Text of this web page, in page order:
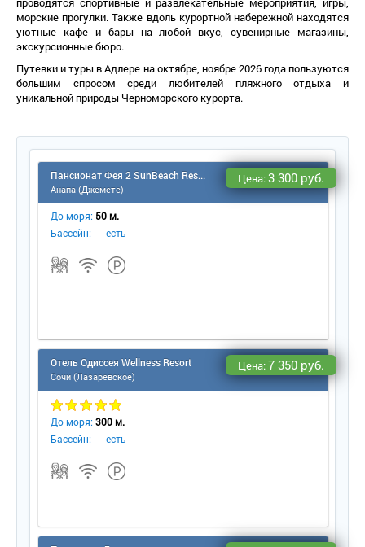
морские прогулки. Также вдоль курортной набережной находятся
уютные кафе и бары на любой вкус, сувенирные магазины,
экскурсионные бюро.
Путевки и туры в Адлере на октябре, ноябре 2026 года пользуются
ольшим спросом среди любителей пляжного отдыха и
уникальной природы Черноморского курорта.
Пансионат Фея 2 SunBeach Resort & Spa
Анапа (Джемете)
Цена:3 300 руб.
До моря: 50 м.
Бассейн:
есть
Отель Одиссея Wellness Resort
Сочи (Лазаревское)
Цена:7 350 руб.
До моря: 300 м.
Бассейн:
есть